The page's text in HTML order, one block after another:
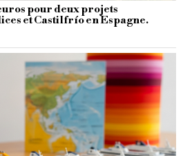
pour deux projets
et Castilfrío en Espagne.